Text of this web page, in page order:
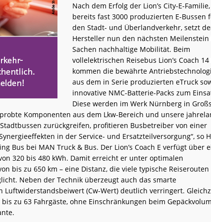
Nach dem Erfolg der Lion’s City-E-
bereits fast 3000 produzierten E-Bussen
den Stadt- und Überlandverkehr, setzt
Hersteller nun den nächsten Meilenstein
Sachen nachhaltige Mobilität. Beim
vollelektrischen Reisebus Lion’s Coach 14
kommen die bewährte
aus dem in Serie produzierten eTruck
innovative NMC-Batterie-Packs zum
Diese werden im Werk Nürnberg in
Komponenten aus dem Lkw-Bereich und unsere
zurückgreifen, profitieren Busbetreiber von einer
in der Service- und Ersatzteilversorgung“, so
Bus bei MAN Truck & Bus. Der Lion’s Coach E verfügt über
320 bis 480 kWh. Damit erreicht er unter optimalen
bis zu 650 km – eine Distanz, die viele typische Reiserouten
Neben der Technik überzeugt auch das smarte
Luftwiderstandsbeiwert (Cw-Wert) deutlich verringert.
zu 63 Fahrgäste, ohne Einschränkungen beim